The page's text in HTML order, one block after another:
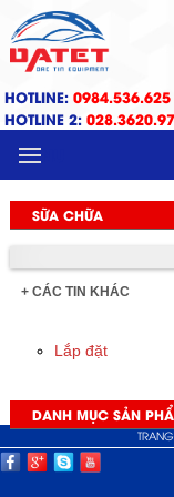
HOTLINE: 0984.536.625
HOTLINE 2:
MENU
SỮA CHỮA
+ CÁC TIN KHÁC
Lắp đặt
DANH MỤC SẢN